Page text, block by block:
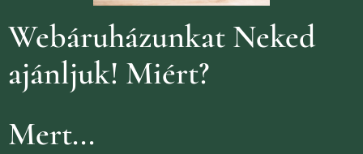
Webáruházunkat Neked
ajánljuk! Miért?
Mert...